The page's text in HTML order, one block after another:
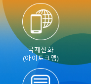
국제전화
(아이토크엠)